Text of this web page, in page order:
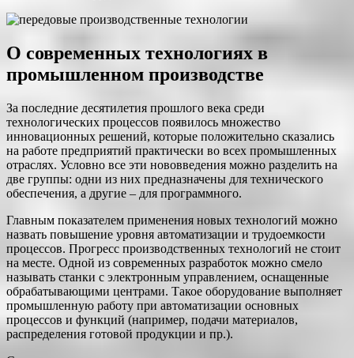
О современных технологиях в
промышленном производстве
За последние десятилетия прошлого века среди
технологических процессов появилось множество
инновационных решений, которые положительно сказались
на работе предприятий практически во всех промышленных
отраслях. Условно все эти нововведения можно разделить на
две группы: одни из них предназначены для технического
обеспечения, а другие – для программного.
Главным показателем применения новых технологий можно
назвать повышение уровня автоматизации и трудоемкости
процессов. Прогресс производственных технологий не стоит
на месте. Одной из современных разработок можно смело
называть станки с электронным управлением, оснащенные
обрабатывающими центрами. Такое оборудование выполняет
промышленную работу при автоматизации основных
процессов и функций (например, подачи материалов,
распределения готовой продукции и пр.).